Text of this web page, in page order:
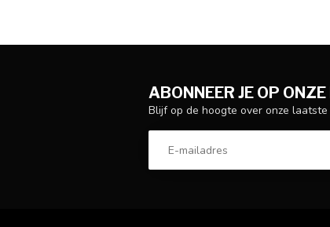
ABONNEER JE OP
Blijf op de hoogte over onze laatste